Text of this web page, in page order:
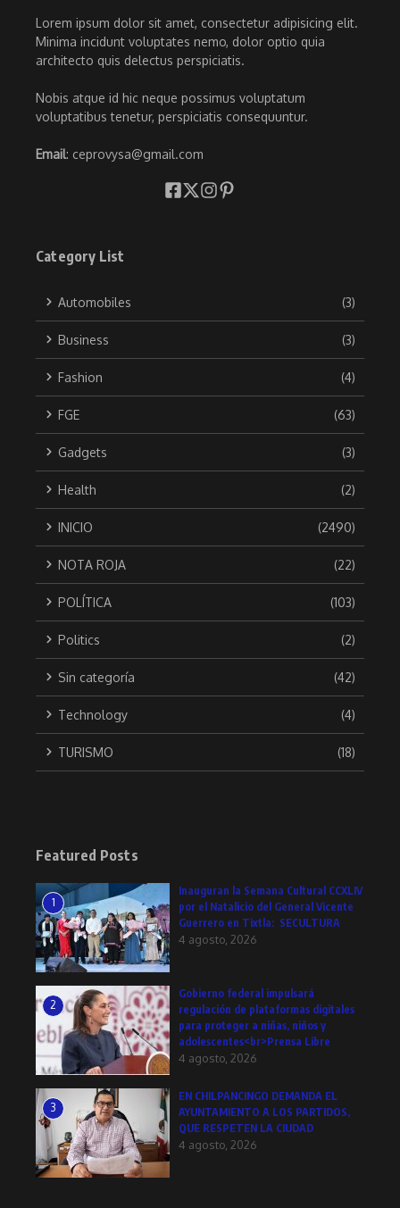
Lorem ipsum dolor sit amet, consectetur adipisicing elit.
Minima incidunt voluptates nemo, dolor optio quia
architecto quis delectus perspiciatis.
Nobis atque id hic neque possimus voluptatum
voluptatibus tenetur, perspiciatis consequuntur.
Email: ceprovysa@gmail.com
Category List
Automobiles (3)
Business (3)
Fashion (4)
FGE (63)
Gadgets (3)
Health (2)
INICIO (2490)
NOTA ROJA (22)
POLÍTICA (103)
Politics (2)
Sin categoría (42)
Technology (4)
TURISMO (18)
Featured Posts
1
Inauguran la Semana Cultural CCXLIV
por el Natalicio del General Vicente
Guerrero en Tixtla: SECULTURA
4 agosto, 2026
2
Gobierno federal impulsará
regulación de plataformas digitales
para proteger a niñas, niños y
adolescentes<br>Prensa Libre
4 agosto, 2026
3
EN CHILPANCINGO DEMANDA EL
AYUNTAMIENTO A LOS PARTIDOS,
QUE RESPETEN LA CIUDAD
4 agosto, 2026